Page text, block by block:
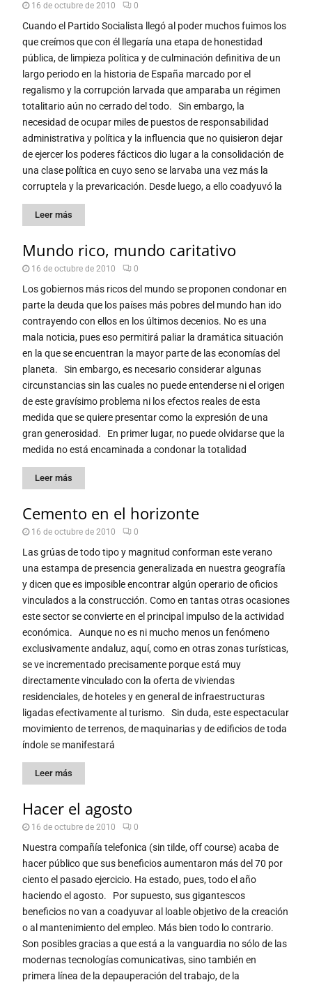
16 de octubre de 2010 0
Cuando el Partido Socialista llegó al poder muchos fuimos los
que creímos que con él llegaría una etapa de honestidad
pública, de limpieza política y de culminación definitiva de un
largo periodo en la historia de España marcado por el
regalismo y la corrupción larvada que amparaba un régimen
totalitario aún no cerrado del todo. Sin embargo, la
necesidad de ocupar miles de puestos de responsabilidad
administrativa y política y la influencia que no quisieron dejar
de ejercer los poderes fácticos dio lugar a la consolidación de
una clase política en cuyo seno se larvaba una vez más la
corruptela y la prevaricación. Desde luego, a ello coadyuvó la
Leer más
Mundo rico, mundo caritativo
16 de octubre de 2010 0
Los gobiernos más ricos del mundo se proponen condonar en
parte la deuda que los países más pobres del mundo han ido
contrayendo con ellos en los últimos decenios. No es una
mala noticia, pues eso permitirá paliar la dramática situación
en la que se encuentran la mayor parte de las economías del
planeta. Sin embargo, es necesario considerar algunas
circunstancias sin las cuales no puede entenderse ni el origen
de este gravísimo problema ni los efectos reales de esta
medida que se quiere presentar como la expresión de una
gran generosidad. En primer lugar, no puede olvidarse que la
medida no está encaminada a condonar la totalidad
Leer más
Cemento en el horizonte
16 de octubre de 2010 0
Las grúas de todo tipo y magnitud conforman este verano
una estampa de presencia generalizada en nuestra geografía
y dicen que es imposible encontrar algún operario de oficios
vinculados a la construcción. Como en tantas otras ocasiones
este sector se convierte en el principal impulso de la actividad
económica. Aunque no es ni mucho menos un fenómeno
exclusivamente andaluz, aquí, como en otras zonas turísticas,
se ve incrementado precisamente porque está muy
directamente vinculado con la oferta de viviendas
residenciales, de hoteles y en general de infraestructuras
ligadas efectivamente al turismo. Sin duda, este espectacular
movimiento de terrenos, de maquinarias y de edificios de toda
índole se manifestará
Leer más
Hacer el agosto
16 de octubre de 2010 0
Nuestra compañía telefonica (sin tilde, off course) acaba de
hacer público que sus beneficios aumentaron más del 70 por
ciento el pasado ejercicio. Ha estado, pues, todo el año
haciendo el agosto. Por supuesto, sus gigantescos
beneficios no van a coadyuvar al loable objetivo de la creación
o al mantenimiento del empleo. Más bien todo lo contrario.
Son posibles gracias a que está a la vanguardia no sólo de las
modernas tecnologías comunicativas, sino también en
primera línea de la depauperación del trabajo, de la